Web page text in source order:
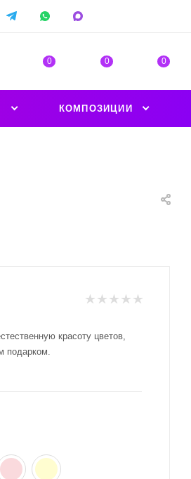
0 0 0
КОМПОЗИЦИИ
красоту цветов,
подарком.